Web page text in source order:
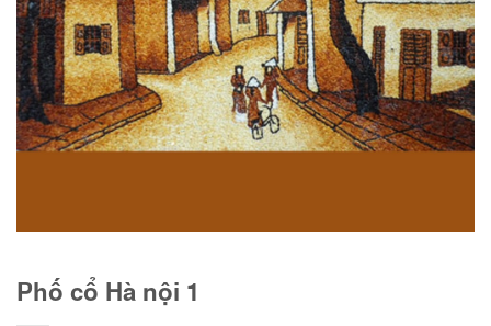
Phố cổ Hà nội 1